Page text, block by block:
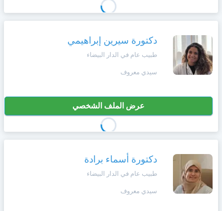
دكتورة سيرين إبراهيمي
طبيب عام في الدار البيضاء
سيدي معروف
عرض الملف الشخصي
دكتورة أسماء برادة
طبيب عام في الدار البيضاء
سيدي معروف